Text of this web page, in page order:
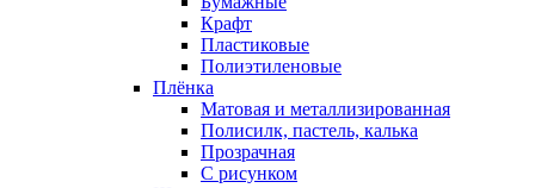
Крафт
Пластиковые
Полиэтиленовые
Плёнка
Матовая и металлизированная
Полисилк, пастель, калька
Прозрачная
С рисунком